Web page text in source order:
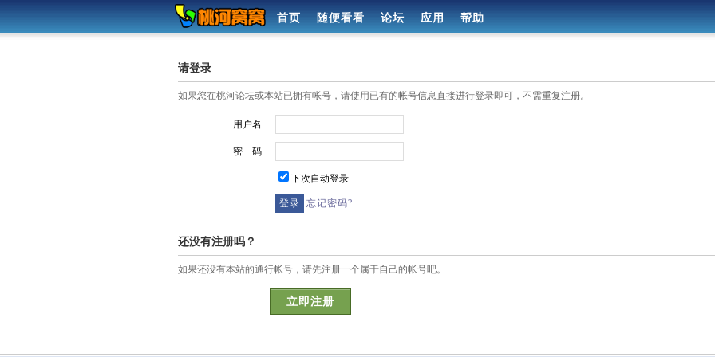
首页 随便看看 论坛 应用 帮助
请登录
如果您在桃河论坛或本站已拥有帐号，请使用已有的帐号信息直接进行登录即可，不需重复注册。
用户名
密 码
下次自动登录
忘记密码?
还没有注册吗？
如果还没有本站的通行帐号，请先注册一个属于自己的帐号吧。
立即注册